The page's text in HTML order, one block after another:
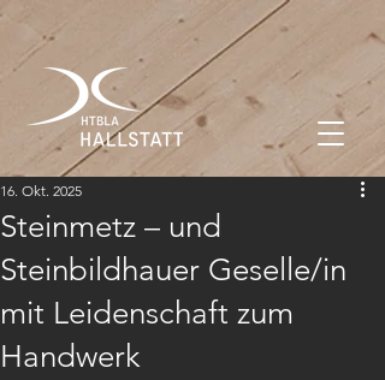
Steinmetz – und
Steinbildhauer Geselle/in
mit Leidenschaft zum
Handwerk
16. Okt. 2025